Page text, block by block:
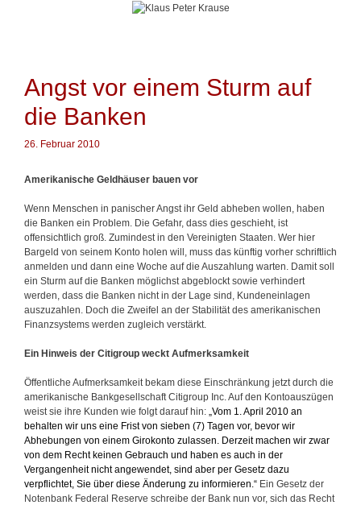
Angst vor einem Sturm auf
die Banken
26. Februar 2010
Amerikanische Geldhäuser bauen vor
Wenn Menschen in panischer Angst ihr Geld abheben wollen, haben
die Banken ein Problem. Die Gefahr, dass dies geschieht, ist
offensichtlich groß. Zumindest in den Vereinigten Staaten. Wer hier
Bargeld von seinem Konto holen will, muss das künftig vorher schriftlich
anmelden und dann eine Woche auf die Auszahlung warten. Damit soll
ein Sturm auf die Banken möglichst abgeblockt sowie verhindert
werden, dass die Banken nicht in der Lage sind, Kundeneinlagen
auszuzahlen. Doch die Zweifel an der Stabilität des amerikanischen
Finanzsystems werden zugleich verstärkt.
Ein Hinweis der Citigroup weckt Aufmerksamkeit
Öffentliche Aufmerksamkeit bekam diese Einschränkung jetzt durch die
amerikanische Bankgesellschaft Citigroup Inc. Auf den Kontoauszügen
weist sie ihre Kunden wie folgt darauf hin: „Vom 1. April 2010 an
behalten wir uns eine Frist von sieben (7) Tagen vor, bevor wir
Abhebungen von einem Girokonto zulassen. Derzeit machen wir zwar
von dem Recht keinen Gebrauch und haben es auch in der
Vergangenheit nicht angewendet, sind aber per Gesetz dazu
verpflichtet, Sie über diese Änderung zu informieren.“ Ein Gesetz der
Notenbank Federal Reserve schreibe der Bank nun vor, sich das Recht